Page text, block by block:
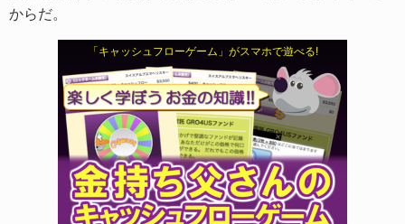
からだ。
「キャッシュフローゲーム」がスマホで遊べる!